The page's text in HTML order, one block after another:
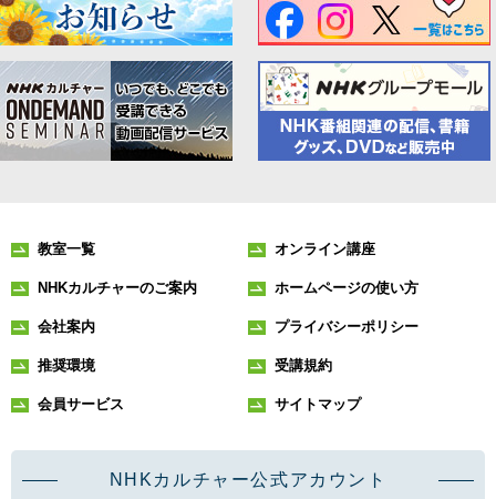
教室一覧 オンライン講座
NHKカルチャーのご案内 ホームページの使い方
会社案内 プライバシーポリシー
推奨環境 受講規約
会員サービス サイトマップ
NHKカルチャー公式アカウント